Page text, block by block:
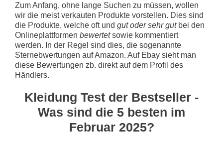
Zum Anfang, ohne lange Suchen zu müssen, wollen
wir die meist verkauten Produkte vorstellen. Dies sind
die Produkte, welche oft und gut oder sehr gutbei den
Onlineplattformen bewertetsowie kommentiert
werden. In der Regel sind dies, die sogenannte
Sternebwertungen auf Amazon. Auf Ebay sieht man
diese Bewertungen zb. direkt auf dem Profil des
Händlers.
Kleidung Test der Bestseller -
Was sind die 5 besten im
Februar 2025?